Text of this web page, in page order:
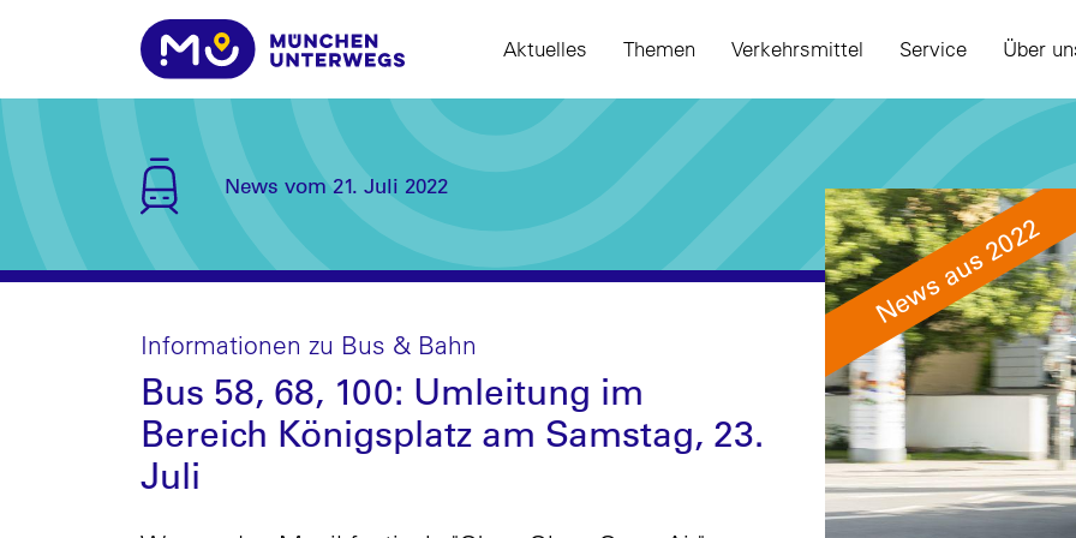
Aktuelles Themen Verkehrsmittel Service Über
News vom 21. Juli 2022
Informationen zu Bus & Bahn
Bus 58, 68, 100: Umleitung im
Bereich Königsplatz am Samstag, 23.
Juli
News aus 2022